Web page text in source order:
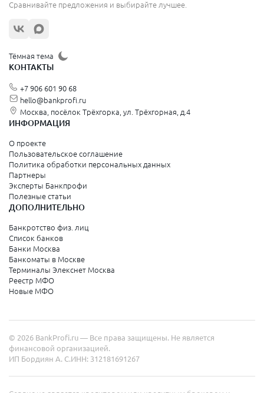
Орехово-Зуево
Щёлково
Видное
Зеленоград
Санкт-Петербург и Ленинградская область
Колпино
Санкт-Петербург
Краснодарский край
Армавир
Сочи
Анапа
Сравнивайте предложения и выбирайте лучшее.
Тёмная тема
КОНТАКТЫ
+7 906 601 90 68
hello@bankprofi.ru
Москва, посёлок Трёхгорка, ул. Трёхгорная, д.4
ИНФОРМАЦИЯ
О проекте
Пользовательское соглашение
Политика обработки персональных данных
Партнеры
Эксперты Банкпрофи
Полезные статьи
ДОПОЛНИТЕЛЬНО
Банкротство физ. лиц
Список банков
Банки Москва
Банкоматы в Москве
Терминалы Элекснет Москва
Реестр МФО
Новые МФО
© 2026 BankProfi.ru — Все права защищены. Не является
финансовой организацией.
ИП Бордиян А. С.ИНН: 312181691267